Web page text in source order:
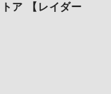
ア 【レイダー